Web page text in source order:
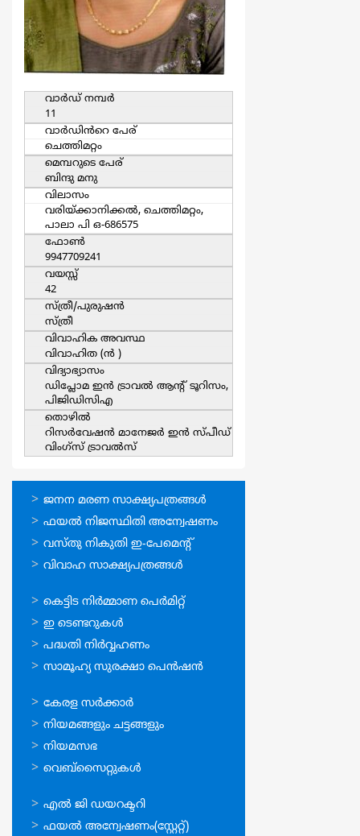
വാര്‍ഡ്‌ നമ്പര്‍
11
വാര്‍ഡിൻറെ പേര്
ചെത്തിമറ്റം
മെമ്പറുടെ പേര്
ബിന്ദു മനു
വിലാസം
വരിയ്ക്കാനിക്കല്‍, ചെത്തിമറ്റം,
പാലാ പി ഒ-686575
ഫോൺ
9947709241
വയസ്സ്
42
സ്ത്രീ/പുരുഷന്‍
സ്ത്രീ
വിവാഹിക അവസ്ഥ
വിവാഹിത (ന്‍ )
വിദ്യാഭ്യാസം
ഡിപ്ലോമ ഇന്‍ ട്രാവല്‍ ആന്‍റ് ടൂറിസം,
പിജിഡിസിഎ
തൊഴില്‍
റിസര്‍വേഷന്‍ മാനേജര്‍ ഇന്‍ സ്പീഡ്
വിംഗ്സ് ട്രാവല്‍സ്
ഓണ്‍ലൈന്‍
സേവനങ്ങള്‍
ജനന മരണ സാക്ഷ്യപത്രങ്ങള്‍
ഫയല്‍ നിജസ്ഥിതി അന്വേഷണം
വസ്തു നികുതി ഇ-പേമെന്റ്
വിവാഹ സാക്ഷ്യപത്രങ്ങള്‍
ഓണ്‍ലൈന്‍
സേവനങ്ങള്‍
കെട്ടിട നിര്‍മ്മാണ പെര്‍മിറ്റ്‌
ഇ ടെണ്ടറുകള്‍
പദ്ധതി നിര്‍വ്വഹണം
സാമൂഹ്യ സുരക്ഷാ പെന്‍ഷന്‍
ഉപയോഗപ്രദമായ
കണ്ണികള്‍
കേരള സര്‍ക്കാര്‍
നിയമങ്ങളും ചട്ടങ്ങളും
നിയമസഭ
വെബ്സൈറ്റുകള്‍
ഉപയോഗപ്രദമായ
കണ്ണികള്‍
എല്‍ ജി ഡയറക്ടറി
ഫയല്‍ അന്വേഷണം(സ്റ്റേറ്റ്)